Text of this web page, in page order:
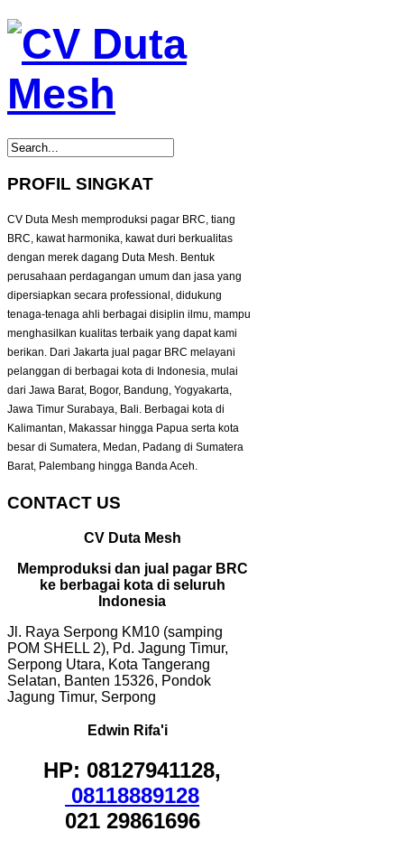
PROFIL SINGKAT
CV Duta Mesh memproduksi pagar BRC, tiang
BRC, kawat harmonika, kawat duri berkualitas
dengan merek dagang Duta Mesh. Bentuk
perusahaan perdagangan umum dan jasa yang
dipersiapkan secara professional, didukung
tenaga-tenaga ahli berbagai disiplin ilmu, mampu
menghasilkan kualitas terbaik yang dapat kami
berikan. Dari Jakarta jual pagar BRC melayani
pelanggan di berbagai kota di Indonesia, mulai
dari Jawa Barat, Bogor, Bandung, Yogyakarta,
Jawa Timur Surabaya, Bali. Berbagai kota di
Kalimantan, Makassar hingga Papua serta kota
besar di Sumatera, Medan, Padang di Sumatera
Barat, Palembang hingga Banda Aceh.
CONTACT US
CV Duta Mesh
Memproduksi dan jual pagar BRC
ke berbagai kota di seluruh
Indonesia
Jl. Raya Serpong KM10 (samping
POM SHELL 2), Pd. Jagung Timur,
Serpong Utara, Kota Tangerang
Selatan, Banten 15326, Pondok
Jagung Timur, Serpong
Edwin Rifa'i
HP: 08127941128,
08118889128
021 29861696